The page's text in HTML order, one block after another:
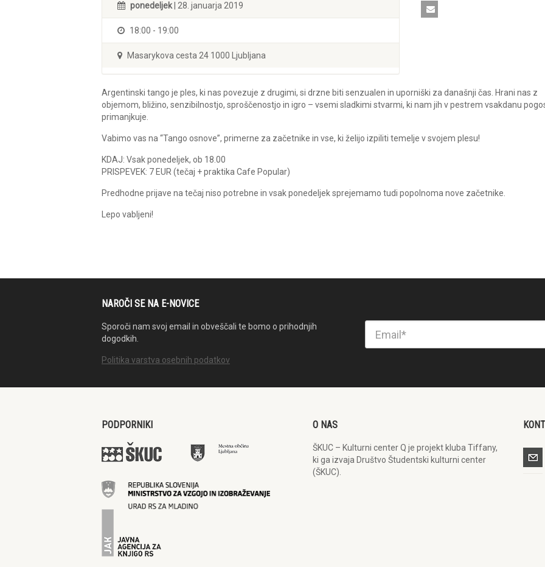
ponedeljek | 28. januarja 2019
18:00 - 19:00
Masarykova cesta 24 1000 Ljubljana
Argentinski tango je ples, ki nas povezuje z drugimi, si drzne biti senzualen in uporniški za današnji čas. Hrani nas z
objemom, bližino, senzibilnostjo, sproščenostjo in igro – vsemi sladkimi stvarmi, ki nam jih v pestrem vsakdanu
primanjkuje.
Vabimo vas na “Tango osnove”, primerne za začetnike in vse, ki želijo izpiliti temelje v svojem plesu!
KDAJ: Vsak ponedeljek, ob 18.00
PRISPEVEK: 7 EUR (tečaj + praktika Cafe Popular)
Predhodne prijave na tečaj niso potrebne in vsak ponedeljek sprejemamo tudi popolnoma nove začetnike.
Lepo vabljeni!
NAROČI SE NA E-NOVICE
Sporoči nam svoj email in obveščali te bomo o prihodnjih
dogodkih.
Politika varstva osebnih podatkov
PODPORNIKI O NAS
ŠKUC – Kulturni center Q je projekt kluba Tiffany,
ki ga izvaja Društvo Študentski kulturni center
(ŠKUC).